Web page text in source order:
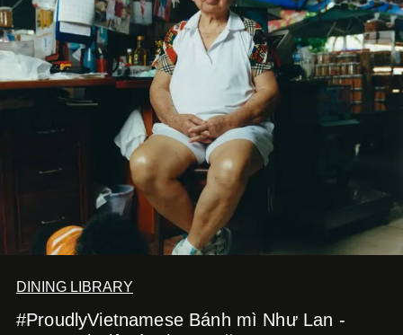
DINING LIBRARY
#ProudlyVietnamese Bánh mì Như Lan -